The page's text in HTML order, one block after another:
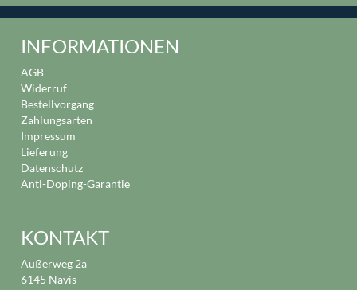
INFORMATIONEN
AGB
Widerruf
Bestellvorgang
Zahlungsarten
Impressum
Lieferung
Datenschutz
Anti-Doping-Garantie
KONTAKT
Außerweg 2a
6145 Navis